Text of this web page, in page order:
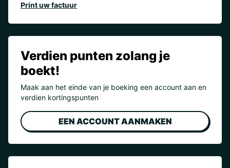
Print uw factuur
Verdien punten zolang je
boekt!
Maak aan het einde van je boeking een account aan en
verdien kortingspunten
EEN ACCOUNT AANMAKEN